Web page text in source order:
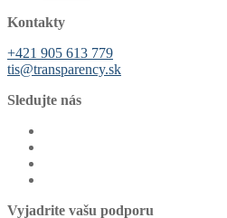
Kontakty
+421 905 613 779
tis@transparency.sk
Sledujte nás
Vyjadrite vašu podporu